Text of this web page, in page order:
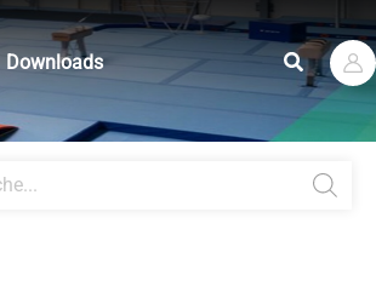
Downloads Suchen